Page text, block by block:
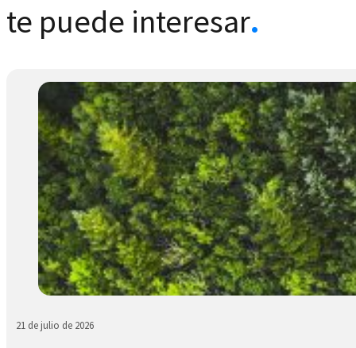
te puede interesar.
21 de julio de 2026